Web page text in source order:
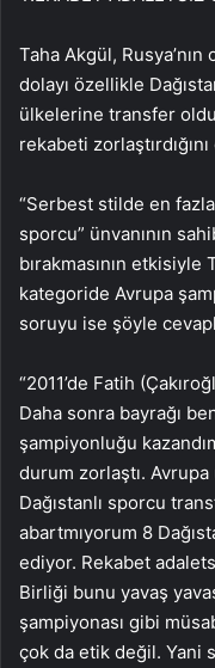
Taha Akgül,
dolayı özellikle
ülkelerine transfer
rekabeti
“Serbest stilde en
sporcu” ünvanının
bırakmasının etkisiyle
kategoride Avrupa
soruyu ise şöyle
“2011’de Fatih
Daha sonra bayrağı
şampiyonluğu
durum zorlaştı.
Dağıstanlı sporcu
abartmıyorum 8
ediyor. Rekabet
Birliği bunu yavaş
şampiyonası gibi
çok da etik değil. Yani